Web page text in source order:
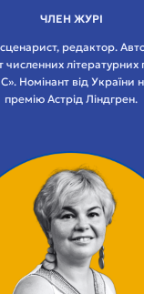
ЧЛЕН ЖУРІ
редактор.
літературних
Номінант від України
премію Астрід Ліндгрен.